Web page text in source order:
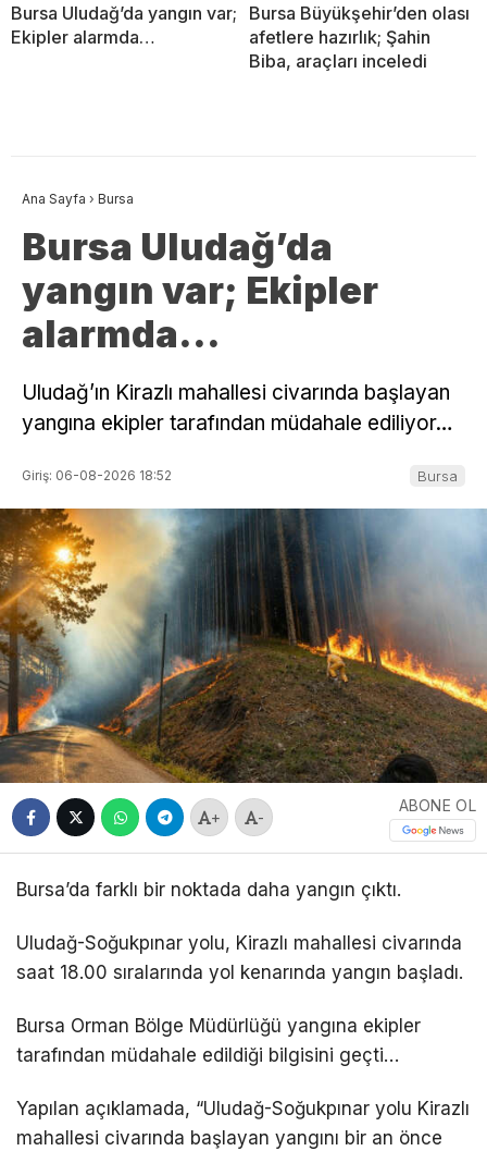
Bursa Uludağ’da yangın var;
Ekipler alarmda…
Bursa Büyükşehir’den olası
afetlere hazırlık; Şahin
Biba, araçları inceledi
Ana Sayfa › Bursa
Bursa Uludağ’da
yangın var; Ekipler
alarmda…
Uludağ’ın Kirazlı mahallesi civarında başlayan
yangına ekipler tarafından müdahale ediliyor…
Giriş: 06-08-2026 18:52 Bursa
+ -
ABONE OL
Bursa’da farklı bir noktada daha yangın çıktı.
Uludağ-Soğukpınar yolu, Kirazlı mahallesi civarında
saat 18.00 sıralarında yol kenarında yangın başladı.
Bursa Orman Bölge Müdürlüğü yangına ekipler
tarafından müdahale edildiği bilgisini geçti…
Yapılan açıklamada, “Uludağ-Soğukpınar yolu Kirazlı
mahallesi civarında başlayan yangını bir an önce